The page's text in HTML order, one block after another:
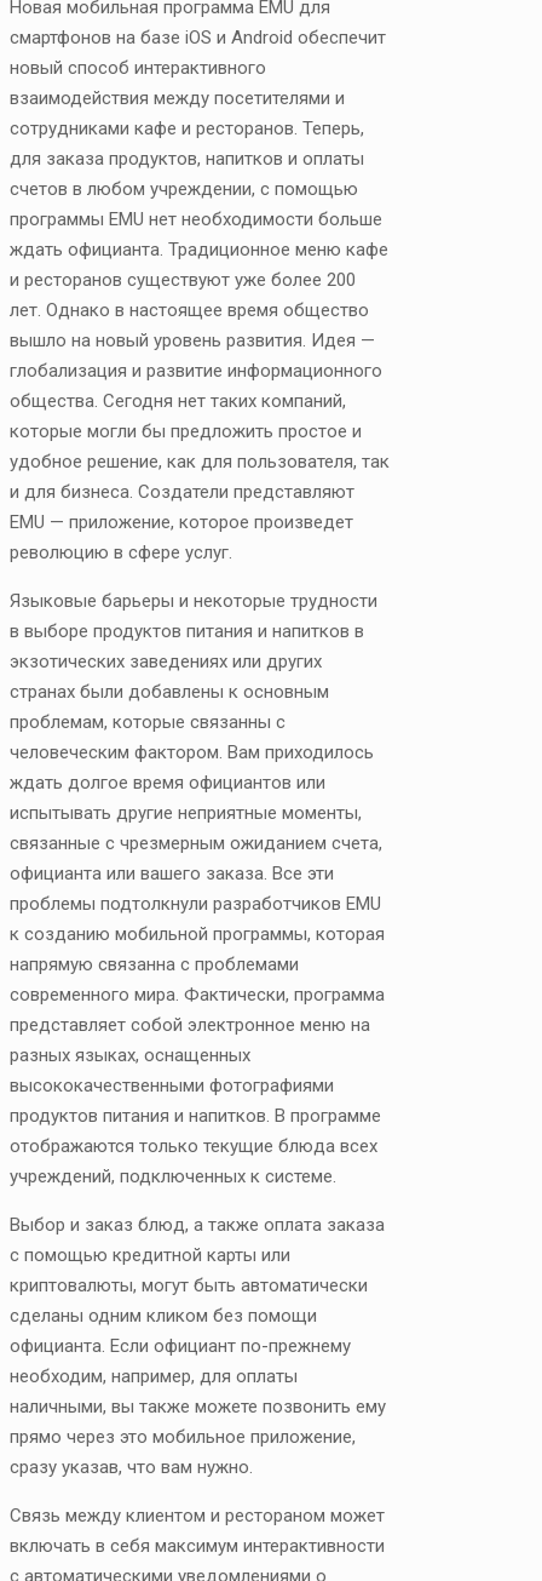
Новая мобильная программа EMU для
смартфонов на базе iOS и Android обеспечит
новый способ интерактивного
взаимодействия между посетителями и
сотрудниками кафе и ресторанов. Теперь,
для заказа продуктов, напитков и оплаты
счетов в любом учреждении, с помощью
программы EMU нет необходимости больше
ждать официанта. Традиционное меню кафе
и ресторанов существуют уже более 200
лет. Однако в настоящее время общество
вышло на новый уровень развития. Идея —
глобализация и развитие информационного
общества. Сегодня нет таких компаний,
которые могли бы предложить простое и
удобное решение, как для пользователя, так
и для бизнеса. Создатели представляют
EMU — приложение, которое произведет
революцию в сфере услуг.
Языковые барьеры и некоторые трудности
в выборе продуктов питания и напитков в
экзотических заведениях или других
странах были добавлены к основным
проблемам, которые связанны с
человеческим фактором. Вам приходилось
ждать долгое время официантов или
испытывать другие неприятные моменты,
связанные с чрезмерным ожиданием счета,
официанта или вашего заказа. Все эти
проблемы подтолкнули разработчиков EMU
к созданию мобильной программы, которая
напрямую связанна с проблемами
современного мира. Фактически, программа
представляет собой электронное меню на
разных языках, оснащенных
высококачественными фотографиями
продуктов питания и напитков. В программе
отображаются только текущие блюда всех
учреждений, подключенных к системе.
Выбор и заказ блюд, а также оплата заказа
с помощью кредитной карты или
криптовалюты, могут быть автоматически
сделаны одним кликом без помощи
официанта. Если официант по-прежнему
необходим, например, для оплаты
наличными, вы также можете позвонить ему
прямо через это мобильное приложение,
сразу указав, что вам нужно.
Связь между клиентом и рестораном может
включать в себя максимум интерактивности
с автоматическими уведомлениями о